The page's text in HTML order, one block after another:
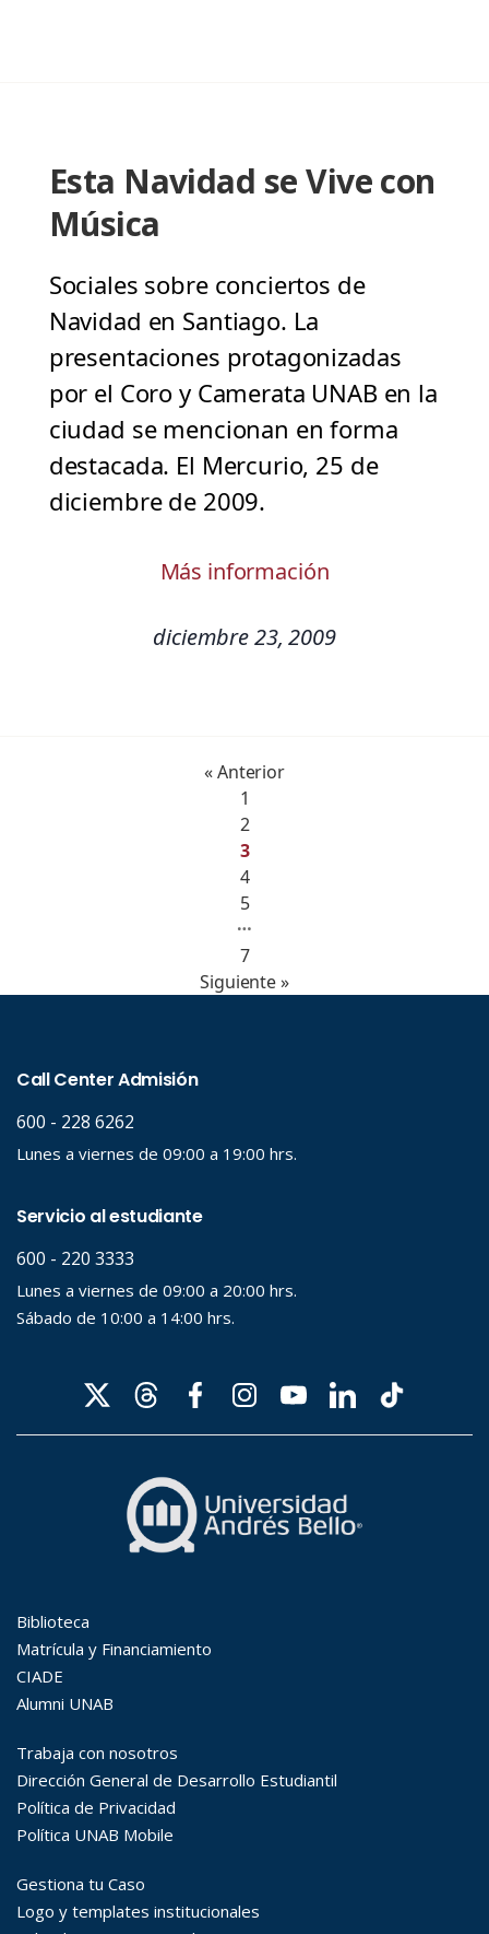
Esta Navidad se Vive con
Música
Sociales sobre conciertos de
Navidad en Santiago. La
presentaciones protagonizadas
por el Coro y Camerata UNAB en la
ciudad se mencionan en forma
destacada. El Mercurio, 25 de
diciembre de 2009.
Más información
diciembre 23, 2009
« Anterior
1
2
3
4
5
…
7
Siguiente »